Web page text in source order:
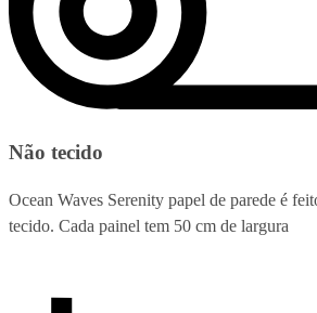
Não tecido
Ocean Waves Serenity papel de parede é
tecido. Cada painel tem 50 cm de largura